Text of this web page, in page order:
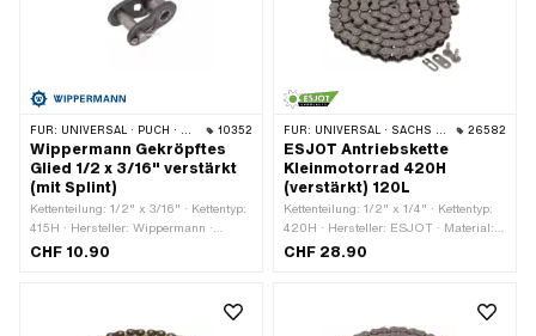
FÜR: UNIVERSAL · PUCH · SACHS · PONY / CILO (BETA 521 & 512) · ZÜNDAPP BELMONDO · TOMOS · BYE BIKE 10352
Wippermann Gekröpftes
Glied 1/2 x 3/16" verstärkt
(mit Splint)
Kettenteilung: 1/2" x 3/16" · Kettentyp:
415H · Hersteller: Wippermann ·
Material: Stahl · Oberfläche: roh ·
Ø Bohrung: 4.25 mm · Ø Stift: 4.17
CHF 10.90
FÜR: UNIVERSAL · SACHS · KREIDLER 26582
ESJOT Antriebskette
Kleinmotorrad 420H
(verstärkt) 120L
Kettenteilung: 1/2" x 1/4" · Kettentyp:
420H · Hersteller: ESJOT · Material:
Stahl · Oberfläche: roh · Anzahl
CHF 28.90